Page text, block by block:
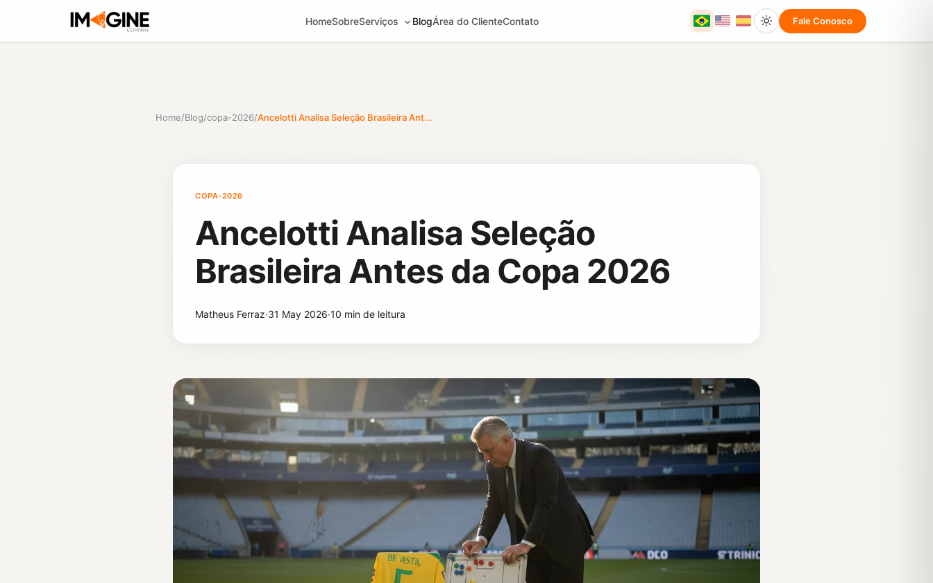
HomeSobreServiços BlogÁrea do ClienteContato Fale Conosco
Home/Blog/copa-2026/Ancelotti Analisa Seleção Brasileira Ant...
COPA-2026
Ancelotti Analisa Seleção
Brasileira Antes da Copa 2026
Matheus Ferraz·31 May 2026·10 min de leitura